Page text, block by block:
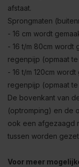
afstaat.
Sprongmaten
- 16 cm wordt
- 16 t/m 80cm wordt
regenpijp (opmaat
- 16 t/m 120cm
regenpijp (opmaat
De bovenkant van
(optromping) en de
ook een afgezaagd
tussen worden
Voor meer